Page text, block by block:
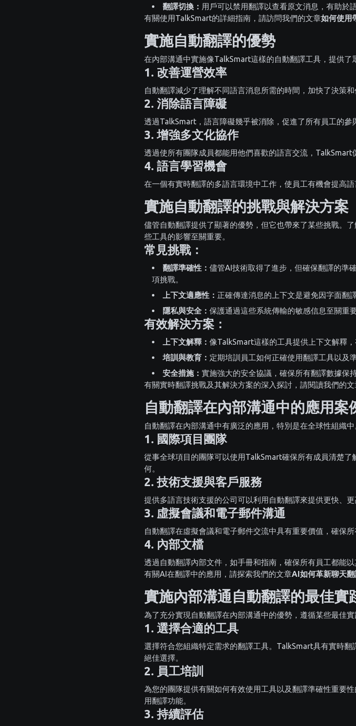
翻譯切換： 用戶可以禁用翻譯以查看原文消息，有助於
有關使用TalkSmart的詳細指南，請訪問我們的文章如何使用
實施自動翻譯的優勢
在內部溝通中實施像TalkSmart這樣的自動翻譯工具，提供了
1. 改善運營效率
自動翻譯減少了理解不同語言消息所需的時間，加快了決策和
2. 消除語言障礙
透過TalkSmart，語言障礙幾乎被消除，促進了所有員工的參
3. 增強多文化協作
透過使所有團隊成員都能用他們喜歡的語言交流，TalkSmart
4. 語言學習機會
在一個有實時翻譯的多語言環境中工作，使員工有機會提高語
實施自動翻譯的挑戰與解決方案
儘管自動翻譯提供了顯著的優勢，但它也帶來了某些挑戰。
些工具的影響至關重要。
常見挑戰：
翻譯準確性： 儘管AI技術取得了進步，但確保翻譯的準
項挑戰。
上下文適應性： 正確傳達消息的上下文是避免因字面翻
隱私與安全： 保護通過這些系統傳輸的敏感信息至關重要
有效解決方案：
上下文解釋： 像TalkSmart這樣的工具提供上下文解釋
培訓與教育： 定期培訓員工如何正確使用翻譯工具以及
安全措施： 實施強大的安全協議，確保所有翻譯數據保
有關實時翻譯挑戰及其解決方案的深入探討，請閱讀我們的文
自動翻譯在內部溝通中的應用案
自動翻譯在內部溝通中有廣泛的應用，特別是在全球性組織
1. 國際項目團隊
從事全球項目的團隊可以使用TalkSmart確保所有成員清楚
何。
2. 技術支援與客戶服務
提供多語言技術支援的公司可以利用自動翻譯來提供更快、
3. 虛擬會議和電子郵件溝通
自動翻譯在虛擬會議和電子郵件交流中具有重要價值，確保
4. 內部文檔
透過自動翻譯內部文件，如手冊和指南，確保所有員工都能以
有關AI在翻譯中的應用，請探索我們的文章AI如何革新聊天翻
實施內部溝通自動翻譯的最佳實
為了充分實現自動翻譯在內部溝通中的優勢，遵循某些最佳實
1. 選擇合適的工具
選擇符合您組織特定需求的翻譯工具。TalkSmart具有實時
絕佳選擇。
2. 員工培訓
為您的團隊提供有關如何有效使用工具以及翻譯準確性重要
用翻譯功能。
3. 持續評估